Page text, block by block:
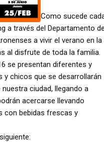
Como sucede
a través del Departamento
a vivir el verano en la
al disfrute de toda la familia.
se presentan diferentes y
y chicos que se desarrollarán
ciudad, llegando a
acercarse llevando
con bebidas frescas y